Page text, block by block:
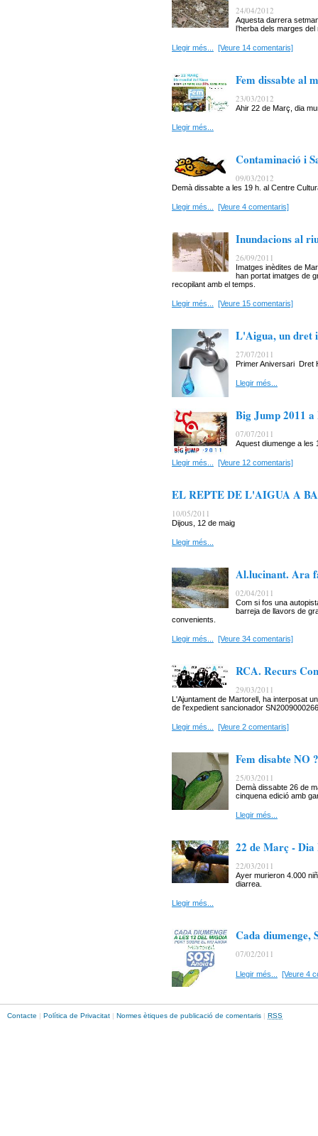
24/04/2012
Aquesta darrera
l’herba dels marges
Llegir més... [Veure 14 comentaris]
Fem dissabte al
23/03/2012
Ahir 22 de Març, dia
Llegir més...
Contaminació i
09/03/2012
Demà dissabte a les 19 h. al Centre
Llegir més... [Veure 4 comentaris]
Inundacions al
26/09/2011
Imatges inèdites de
han portat imatges de
recopilant amb el temps.
Llegir més... [Veure 15 comentaris]
L'Aigua, un dret
27/07/2011
Primer Aniversari Dret
Llegir més...
Big Jump 2011
07/07/2011
Aquest diumenge a les
Llegir més... [Veure 12 comentaris]
EL REPTE DE L'AIGUA A
10/05/2011
Dijous, 12 de maig
Llegir més...
Al.lucinant. Ara
02/04/2011
Com si fos una
barreja de llavors de
convenients.
Llegir més... [Veure 34 comentaris]
RCA. Recurs
29/03/2011
L'Ajuntament de Martorell, ha interposat
de l'expedient sancionador
Llegir més... [Veure 2 comentaris]
Fem disabte NO ?
25/03/2011
Demà dissabte 26 de
cinquena edició amb
Llegir més...
22 de Març -
22/03/2011
Ayer murieron 4.000
diarrea.
Llegir més...
Cada diumenge,
07/02/2011
Llegir més... [Veure 4
Contacte | Política de Privacitat | Normes ètiques de publicació de comentaris | RSS